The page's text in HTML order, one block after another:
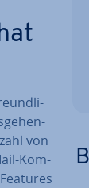
von
Kom­